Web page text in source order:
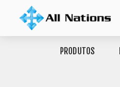
PRODUTOS